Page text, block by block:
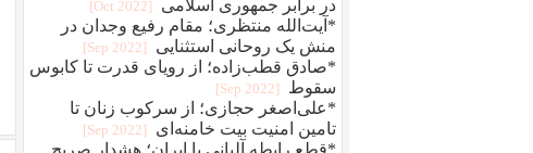
در برابر جمهوری اسلامی
[2022 Oct]
*آیت‌الله منتظری؛ مقام رفیع وجدان در
منش یک روحانی استثنایی
[2022 Sep]
*صادق قطب‌زاده؛ از رویای قدرت تا کابوس
سقوط
[2022 Sep]
*علی‌اصغر حجازی؛ از سرکوب زنان تا
تامین امنیت بیت خامنه‌ای
[2022 Sep]
*قطع رابطه آلبانی با ایران؛ هشدار صریح